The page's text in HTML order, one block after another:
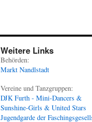
Weitere Links
Behörden:
Markt Nandlstadt
Vereine und Tanzgruppen:
DJK Furth - Mini-Dancers &
Sunshine-Girls & United Stars
Jugendgarde der